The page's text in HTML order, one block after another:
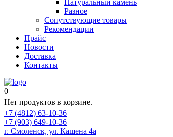
Натуральный камень
Разное
Сопутствующие товары
Рекомендации
Прайс
Новости
Доставка
Контакты
0
Нет продуктов в корзине.
+7 (4812) 63-10-36
+7 (903) 649-10-36
г. Смоленск, ул. Кашена 4а